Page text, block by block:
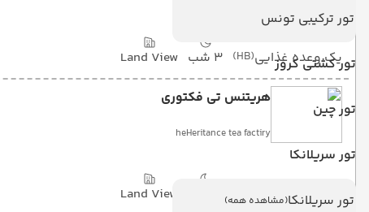
تور ترکیبی تونس
تور کشتی کروز
تور چین
تور سریلانکا
تور سریلانکا(مشاهده همه)
یک وعده غذایی(HB) 3 شب
Land View
هریتنس تی فکتوری
heHeritance tea factiry
یک وعده غذایی
Land View